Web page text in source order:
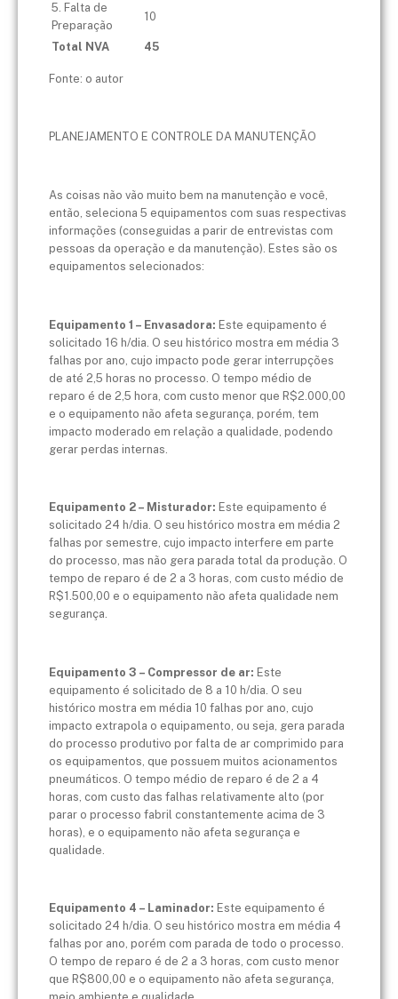
5. Falta de
Preparação
10
Total NVA 45
Fonte: o autor
PLANEJAMENTO E CONTROLE DA MANUTENÇÃO
As coisas não vão muito bem na manutenção e você,
então, seleciona 5 equipamentos com suas respectivas
informações (conseguidas a parir de entrevistas com
pessoas da operação e da manutenção). Estes são os
equipamentos selecionados:
Equipamento 1 – Envasadora: Este equipamento é
solicitado 16 h/dia. O seu histórico mostra em média 3
falhas por ano, cujo impacto pode gerar interrupções
de até 2,5 horas no processo. O tempo médio de
reparo é de 2,5 hora, com custo menor que R$2.000,00
e o equipamento não afeta segurança, porém, tem
impacto moderado em relação a qualidade, podendo
gerar perdas internas.
Equipamento 2 – Misturador: Este equipamento é
solicitado 24 h/dia. O seu histórico mostra em média 2
falhas por semestre, cujo impacto interfere em parte
do processo, mas não gera parada total da produção. O
tempo de reparo é de 2 a 3 horas, com custo médio de
R$1.500,00 e o equipamento não afeta qualidade nem
segurança.
Equipamento 3 – Compressor de ar: Este
equipamento é solicitado de 8 a 10 h/dia. O seu
histórico mostra em média 10 falhas por ano, cujo
impacto extrapola o equipamento, ou seja, gera parada
do processo produtivo por falta de ar comprimido para
os equipamentos, que possuem muitos acionamentos
pneumáticos. O tempo médio de reparo é de 2 a 4
horas, com custo das falhas relativamente alto (por
parar o processo fabril constantemente acima de 3
horas), e o equipamento não afeta segurança e
qualidade.
Equipamento 4 – Laminador: Este equipamento é
solicitado 24 h/dia. O seu histórico mostra em média 4
falhas por ano, porém com parada de todo o processo.
O tempo de reparo é de 2 a 3 horas, com custo menor
que R$800,00 e o equipamento não afeta segurança,